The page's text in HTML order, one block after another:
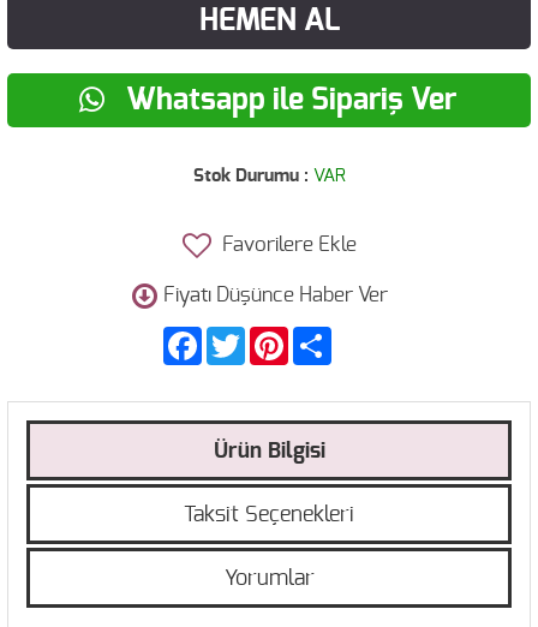
HEMEN AL
Whatsapp ile Sipariş Ver
Stok Durumu : VAR
Favorilere Ekle
Fiyatı Düşünce Haber Ver
FacebookTwitter Pinterest
Ürün Bilgisi
Taksit Seçenekleri
Yorumlar